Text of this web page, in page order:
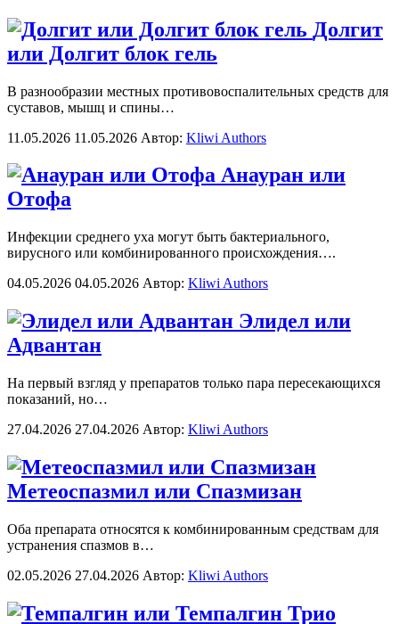
Долгит
или Долгит блок гель
В разнообразии местных противовоспалительных средств для
суставов, мышц и спины…
11.05.2026 11.05.2026 Автор: Kliwi Authors
Анауран или
Отофа
Инфекции среднего уха могут быть бактериального,
вирусного или комбинированного происхождения….
04.05.2026 04.05.2026 Автор: Kliwi Authors
Элидел или
Адвантан
На первый взгляд у препаратов только пара пересекающихся
показаний, но…
27.04.2026 27.04.2026 Автор: Kliwi Authors
Метеоспазмил или Спазмизан
Оба препарата относятся к комбинированным средствам для
устранения спазмов в…
02.05.2026 27.04.2026 Автор: Kliwi Authors